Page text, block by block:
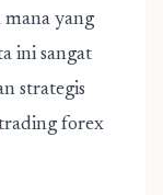
mana yang
ini sangat
strategis
forex